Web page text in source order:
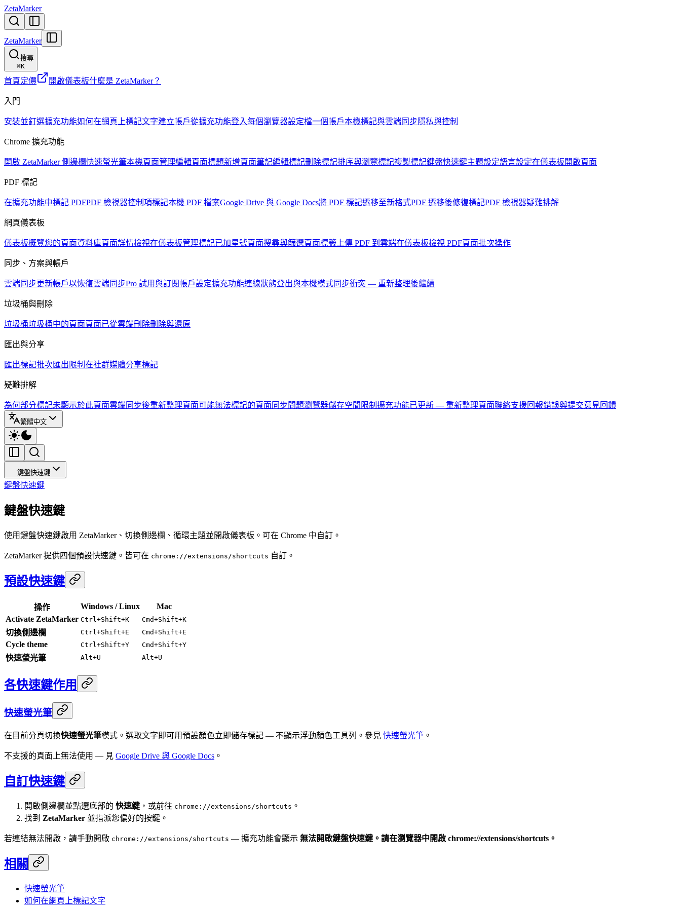
ZetaMarker
ZetaMarker
搜尋
⌘K
首頁定價 開啟儀表板什麼是 ZetaMarker？
入門
安裝並釘選擴充功能如何在網頁上標記文字建立帳戶從擴充功能登入每個瀏覽器設定檔一個帳戶本機標記與雲端同步隱私與控制
Chrome 擴充功能
開啟 ZetaMarker 側邊欄快速螢光筆本機頁面管理編輯頁面標題新增頁面筆記編輯標記刪除標記排序與瀏覽標記複製標記鍵盤快速鍵主題設定語言設定在儀表板開啟頁面
PDF 標記
在擴充功能中標記 PDFPDF 檢視器控制項標記本機 PDF 檔案Google Drive 與 Google Docs將 PDF 標記遷移至新格式PDF 遷移後修復標記PDF 檢視器疑難排解
網頁儀表板
儀表板概覽您的頁面資料庫頁面詳情檢視在儀表板管理標記已加星號頁面搜尋與篩選頁面標籤 上傳 PDF 到雲端在儀表板檢視 PDF頁面批次操作
同步、方案與帳戶
雲端同步更新帳戶以恢復雲端同步Pro 試用與訂閱帳戶設定擴充功能連線狀態登出與本機模式同步衝突 — 重新整理後繼續
垃圾桶與刪除
垃圾桶垃圾桶中的頁面頁面已從雲端刪除刪除與還原
匯出與分享
匯出標記批次匯出限制 在社群媒體分享標記
疑難排解
為何部分標記未顯示於此頁面雲端同步後重新整理頁面可能無法標記的頁面 同步問題瀏覽器儲存空間限制 擴充功能已更新 — 重新整理頁面聯絡支援回報錯誤與提交意見回饋
繁體中文
鍵盤快速鍵
鍵盤快速鍵
鍵盤快速鍵
使用鍵盤快速鍵啟用 ZetaMarker、切換側邊欄、循環主題並開啟儀表板。可在 Chrome 中自訂。
ZetaMarker 提供四個預設快速鍵。皆可在 chrome://extensions/shortcuts 自訂。
預設快速鍵
操作 Windows / Linux
Mac
Activate ZetaMarker Ctrl+Shift+K Cmd+Shift+K
切換側邊欄 Ctrl+Shift+E Cmd+Shift+E
Cycle theme Ctrl+Shift+Y Cmd+Shift+Y
快速螢光筆 Alt+U Alt+U
各快速鍵作用
快速螢光筆
在目前分頁切換快速螢光筆模式。選取文字即可用預設顏色立即儲存標記 — 不顯示浮動顏色工具列。參見 快速螢光筆 。
不支援的頁面上無法使用 — 見 Google Drive 與 Google Docs 。
自訂快速鍵
開啟側邊欄並點選底部的 快速鍵 ，或前往 chrome://extensions/shortcuts 。
找到 ZetaMarker 並指派您偏好的按鍵。
若連結無法開啟，請手動開啟 chrome://extensions/shortcuts — 擴充功能會顯示 無法開啟鍵盤快速鍵。請在瀏覽器中開啟 chrome://extensions/shortcuts。
相關
快速螢光筆
如何在網頁上標記文字